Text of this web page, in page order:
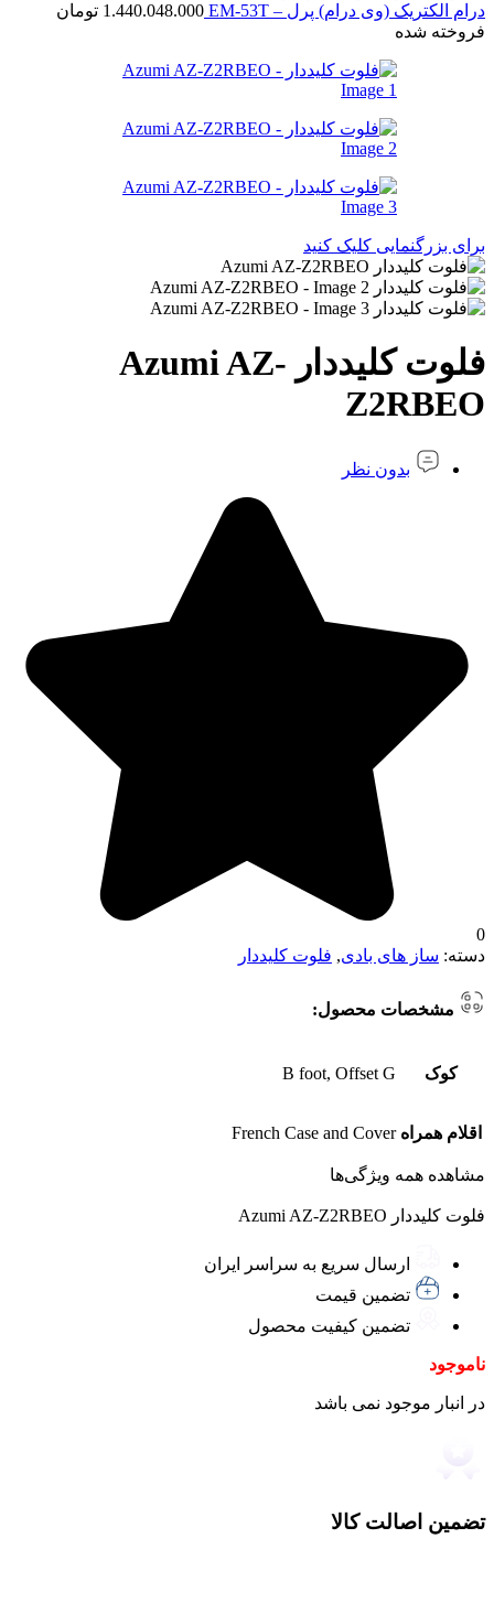
درام الکتریک (وی درام) پرل – EM-53T 1.440.048.000 تومان
فروخته شده
برای بزرگنمایی کلیک کنید
فلوت کلیددار Azumi AZ-
Z2RBEO
بدون نظر
0
دسته: ساز های بادی, فلوت کلیددار
مشخصات محصول:
کوک B foot, Offset G
اقلام همراه French Case and Cover
مشاهده همه ویژگی‌ها
فلوت کلیددار Azumi AZ-Z2RBEO
ارسال سریع به سراسر ایران
تضمین قیمت
تضمین کیفیت محصول
ناموجود
در انبار موجود نمی باشد
تضمین اصالت کالا